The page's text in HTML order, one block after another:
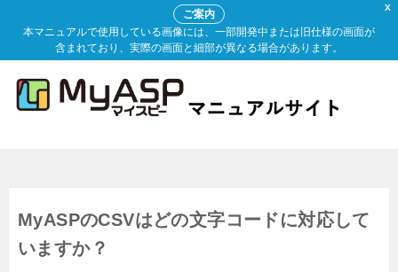
X
ご案内
本マニュアルで使用している画像には、一部開発中または旧仕様の画面が
含まれており、実際の画面と細部が異なる場合があります。
MyASPのCSVはどの文字コードに対応して
いますか？